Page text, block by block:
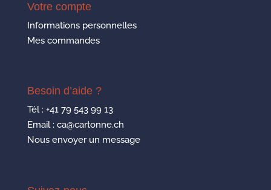
Votre compte
Informations personnelles
Mes commandes
Besoin d’aide ?
Tél : +41 79 543 99 13
Email : ca@cartonne.ch
Nous envoyer un message